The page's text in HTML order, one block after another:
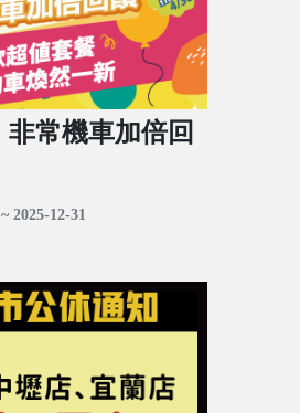
非常機車加倍回
2025-12-31